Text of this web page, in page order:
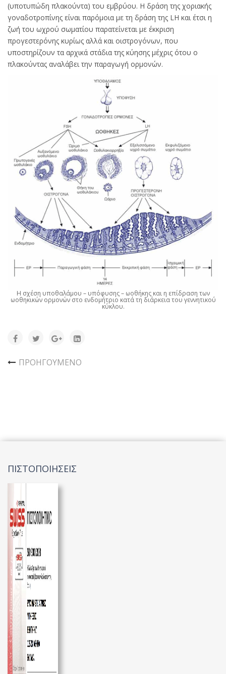
(υποτυπώδη πλακούντα) του εμβρύου. Η δράση της χοριακής
γοναδοτροπίνης είναι παρόμοια με τη δράση της LH και έτσι η
ζωή του ωχρού σωματίου παρατείνεται με έκκριση
προγεστερόνης κυρίως αλλά και οιστρογόνων, που
υποστηρίζουν τα αρχικά στάδια της κύησης μέχρις ότου ο
πλακούντας αναλάβει την παραγωγή ορμονών.
Η σχέση υποθαλάμου – υπόφυσης – ωοθήκης και η επίδραση των
ωοθηκικών ορμονών στο ενδομήτριο κατά τη διάρκεια του γεννητικού
κύκλου.
ΠΡΟΗΓΟΎΜΕΝΟ
ΠΙΣΤΟΠΟΙΗΣΕΙΣ